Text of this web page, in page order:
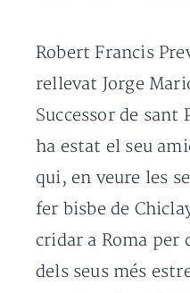
Robert Francis
rellevat Jorge
Successor de sant
ha estat el seu
qui, en veure les
fer bisbe de
cridar a Roma
dels seus més